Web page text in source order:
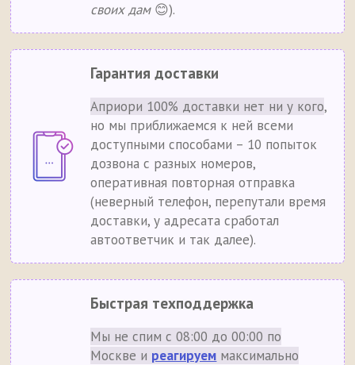
своих дам😊).
Гарантия доставки
Априори 100% доставки нет ни у кого,
но мы приближаемся к ней всеми
доступными способами – 10 попыток
дозвона с разных номеров,
оперативная повторная отправка
(неверный телефон, перепутали время
доставки, у адресата сработал
автоответчик и так далее).
Быстрая техподдержка
Мы не спим с 08:00 до 00:00 по
Москве и реагируем максимально